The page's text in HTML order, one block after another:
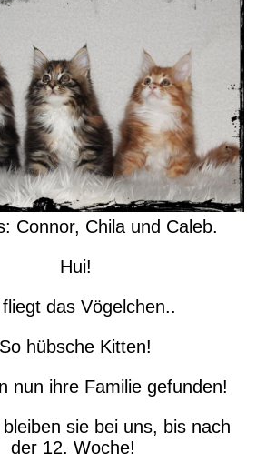
Connor, Chila und Caleb.
Hui!
das Vögelchen..
So hübsche Kitten!
nun ihre Familie gefunden!
sie bei uns, bis nach
der 12. Woche!